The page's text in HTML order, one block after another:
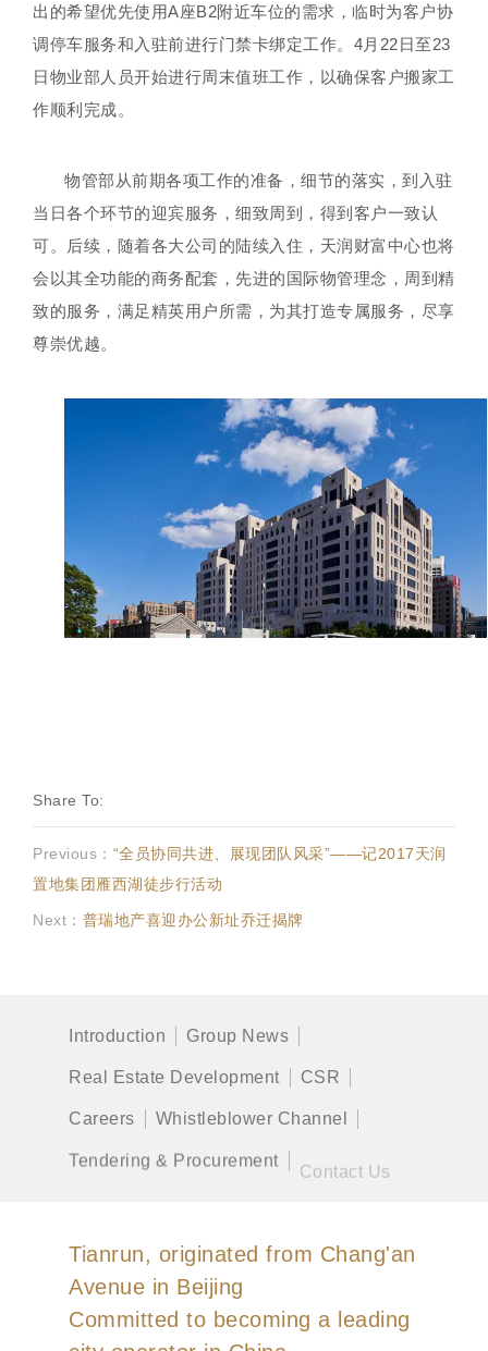
出的希望优先使用A座B2附近车位的需求，临时为客户协
调停车服务和入驻前进行门禁卡绑定工作。4月22日至23
日物业部人员开始进行周末值班工作，以确保客户搬家工
作顺利完成。
物管部从前期各项工作的准备，细节的落实，到入驻
当日各个环节的迎宾服务，细致周到，得到客户一致认
可。后续，随着各大公司的陆续入住，天润财富中心也将
会以其全功能的商务配套，先进的国际物管理念，周到精
致的服务，满足精英用户所需，为其打造专属服务，尽享
尊崇优越。
Share To:
Previous： “全员协同共进、展现团队风采”——记2017天润
置地集团雁西湖徒步行活动
Next： 普瑞地产喜迎办公新址乔迁揭牌
Introduction Group News
Real Estate Development CSR
Careers Whistleblower Channel
Tendering & Procurement Contact Us
Tianrun, originated from Chang'an
Avenue in Beijing
Committed to becoming a leading